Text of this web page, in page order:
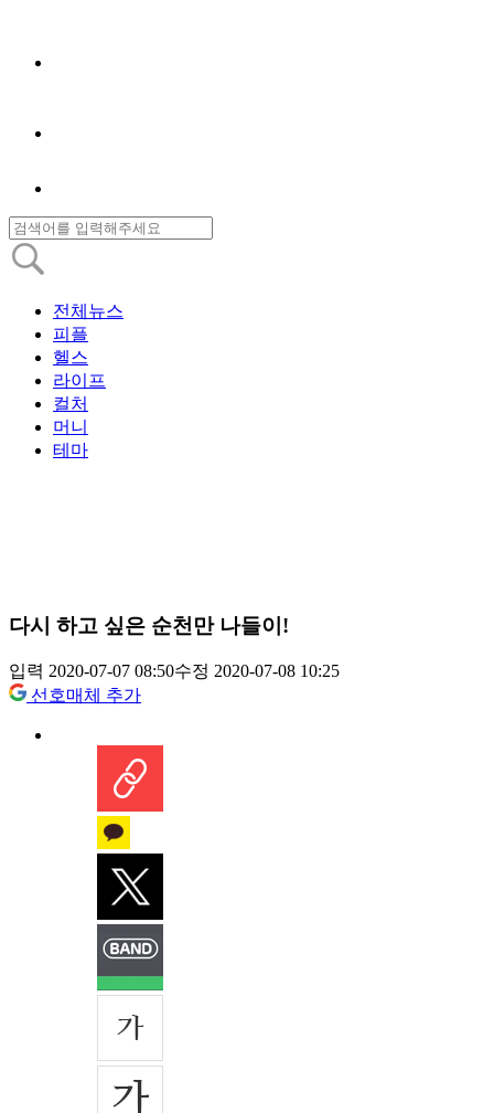
전체뉴스
피플
헬스
라이프
컬처
머니
테마
다시 하고 싶은 순천만 나들이!
입력 2020-07-07 08:50수정 2020-07-08 10:25
선호매체 추가